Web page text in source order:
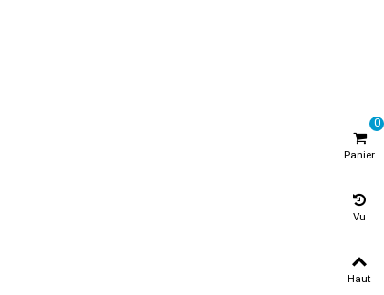
Panier
0
Vu
Haut